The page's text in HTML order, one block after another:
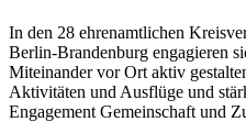
In den 28 ehrenamtlichen
Berlin-Brandenburg engagieren
Miteinander vor Ort aktiv
Aktivitäten und Ausflüge und
Engagement Gemeinschaft und